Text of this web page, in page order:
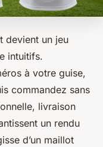
devient un jeu
intuitifs.
à votre guise,
commandez sans
livraison
un rendu
d’un maillot